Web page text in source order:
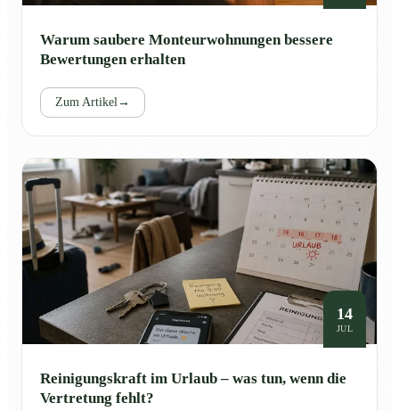
Warum saubere Monteurwohnungen bessere
Bewertungen erhalten
Zum Artikel→
14
JUL
Reinigungskraft im Urlaub – was tun, wenn die
Vertretung fehlt?